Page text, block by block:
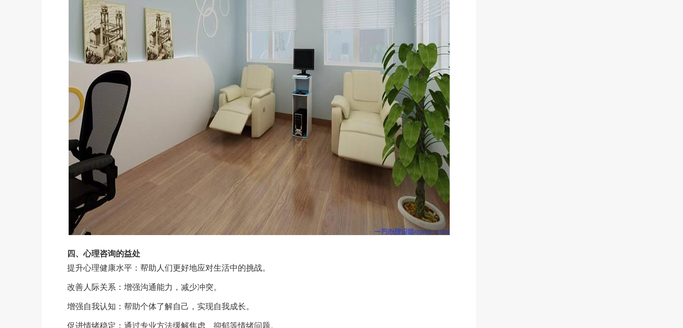
四、心理咨询的益处
提升心理健康水平：帮助人们更好地应对生活中的挑战。
改善人际关系：增强沟通能力，减少冲突。
增强自我认知：帮助个体了解自己，实现自我成长。
促进情绪稳定：通过专业方法缓解焦虑、抑郁等情绪问题。